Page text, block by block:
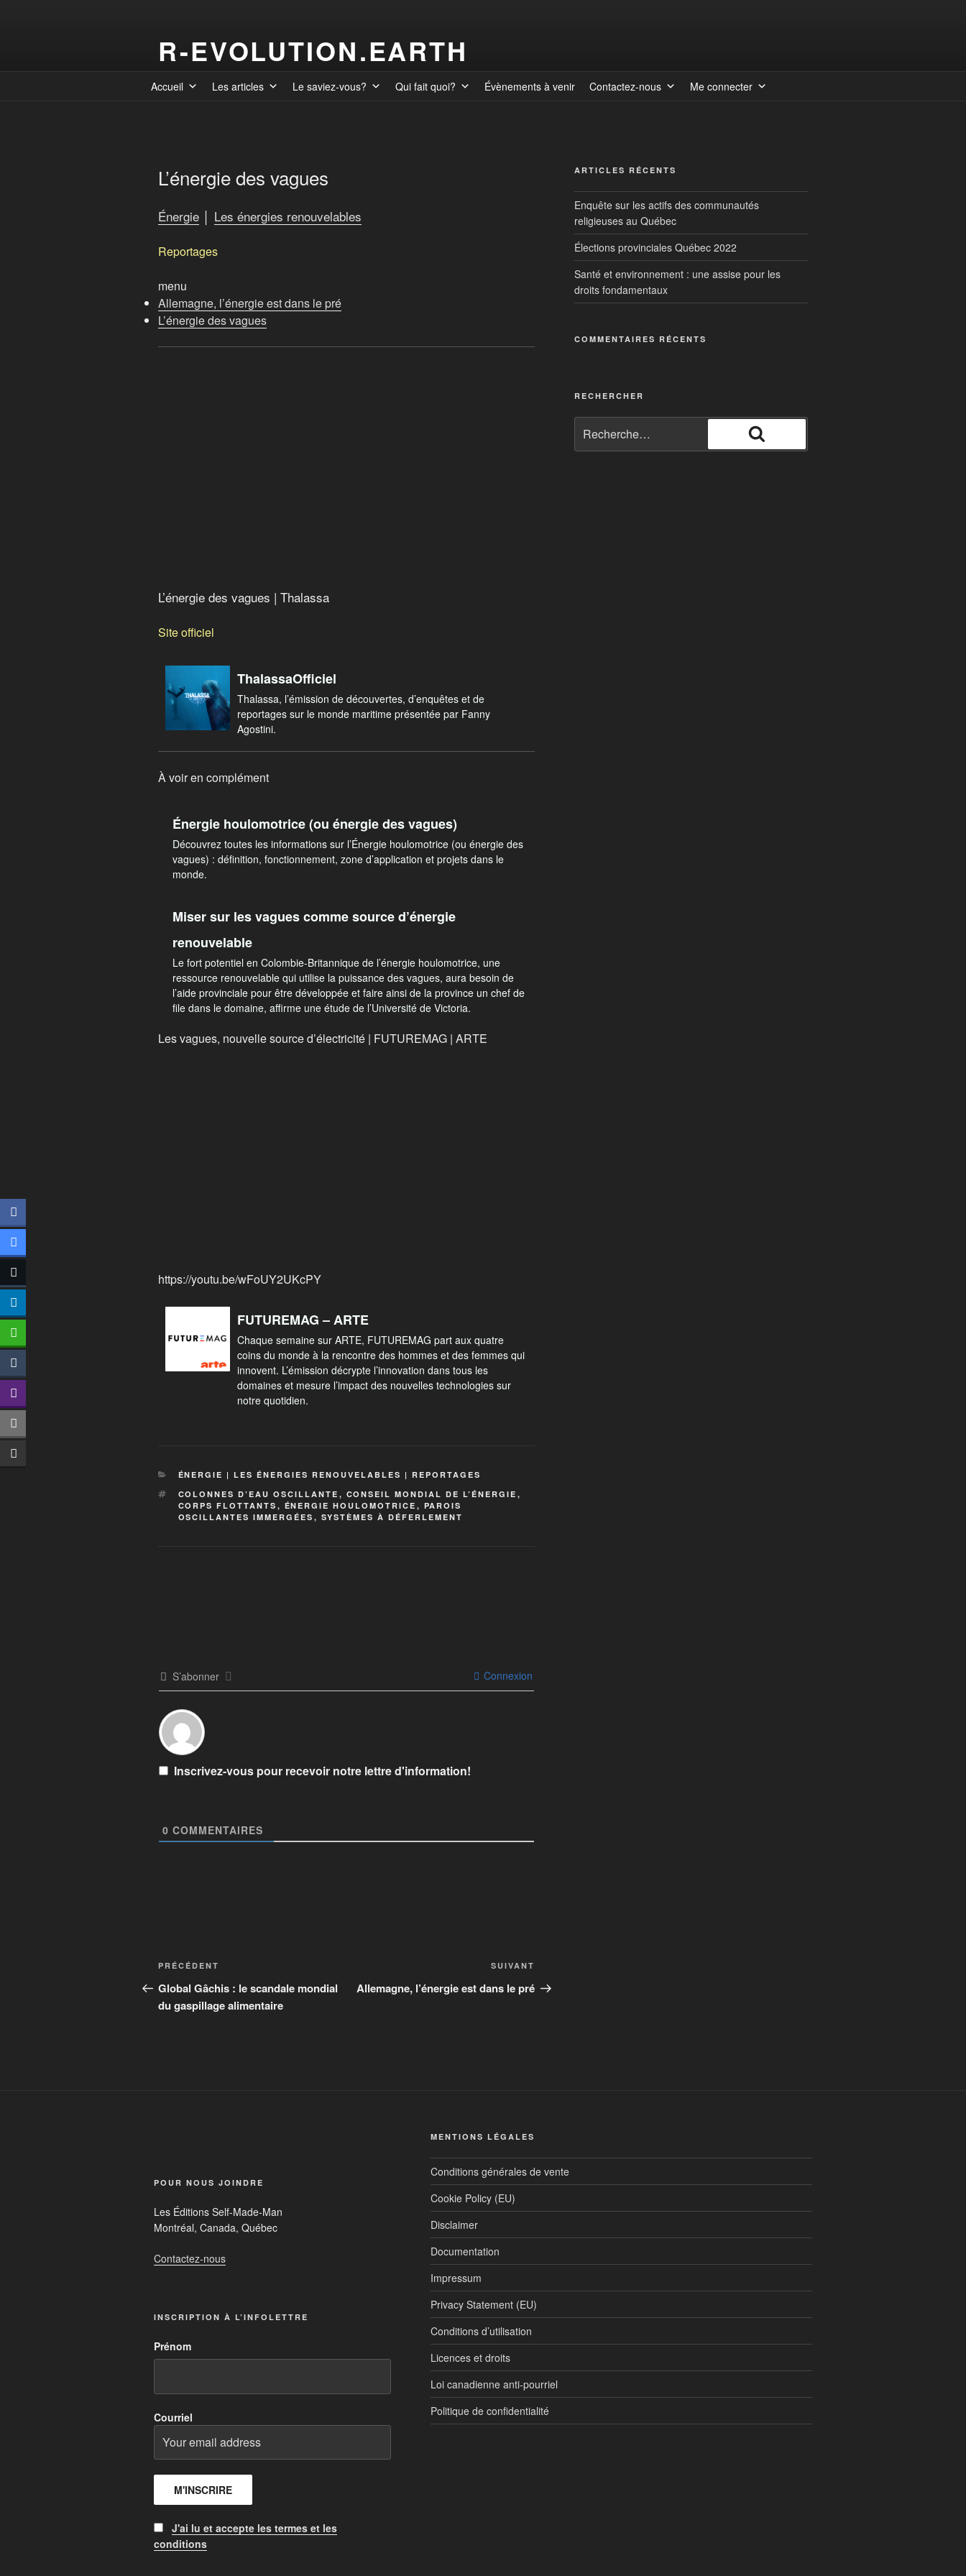
R-EVOLUTION.EARTH
Accueil Les articles Le saviez-vous? Qui fait quoi? Évènements à venir Contactez-nous Me connecter
L’énergie des vagues
Énergie │ Les énergies renouvelables
Reportages
menu
Allemagne, l’énergie est dans le pré
L’énergie des vagues
L’énergie des vagues | Thalassa
Site officiel
ThalassaOfficiel
Thalassa, l’émission de découvertes, d’enquêtes et de
reportages sur le monde maritime présentée par Fanny
Agostini.
À voir en complément
Énergie houlomotrice (ou énergie des vagues)
Découvrez toutes les informations sur l’Énergie houlomotrice (ou énergie des
vagues) : définition, fonctionnement, zone d’application et projets dans le
monde.
Miser sur les vagues comme source d’énergie
renouvelable
Le fort potentiel en Colombie-Britannique de l’énergie houlomotrice, une
ressource renouvelable qui utilise la puissance des vagues, aura besoin de
l’aide provinciale pour être développée et faire ainsi de la province un chef de
file dans le domaine, affirme une étude de l’Université de Victoria.
Les vagues, nouvelle source d’électricité | FUTUREMAG | ARTE
https://youtu.be/wFoUY2UKcPY
FUTUREMAG – ARTE
Chaque semaine sur ARTE, FUTUREMAG part aux quatre
coins du monde à la rencontre des hommes et des femmes qui
innovent. L’émission décrypte l’innovation dans tous les
domaines et mesure l’impact des nouvelles technologies sur
notre quotidien.
ÉNERGIE | LES ÉNERGIES RENOUVELABLES | REPORTAGES
COLONNES D’EAU OSCILLANTE , CONSEIL MONDIAL DE L’ÉNERGIE ,
CORPS FLOTTANTS , ÉNERGIE HOULOMOTRICE , PAROIS
OSCILLANTES IMMERGÉES , SYSTÈMES À DÉFERLEMENT
S’abonner Connexion
Inscrivez-vous pour recevoir notre lettre d'information!
0 COMMENTAIRES
PRÉCÉDENT
Global Gâchis : le scandale mondial
du gaspillage alimentaire
SUIVANT
Allemagne, l’énergie est dans le pré
ARTICLES RÉCENTS
Enquête sur les actifs des communautés
religieuses au Québec
Élections provinciales Québec 2022
Santé et environnement : une assise pour les
droits fondamentaux
COMMENTAIRES RÉCENTS
RECHERCHER
POUR NOUS JOINDRE
Les Éditions Self-Made-Man
Montréal, Canada, Québec
Contactez-nous
INSCRIPTION À L’INFOLETTRE
Prénom
Courriel
J'ai lu et accepte les termes et les
conditions
MENTIONS LÉGALES
Conditions générales de vente
Cookie Policy (EU)
Disclaimer
Documentation
Impressum
Privacy Statement (EU)
Conditions d’utilisation
Licences et droits
Loi canadienne anti-pourriel
Politique de confidentialité